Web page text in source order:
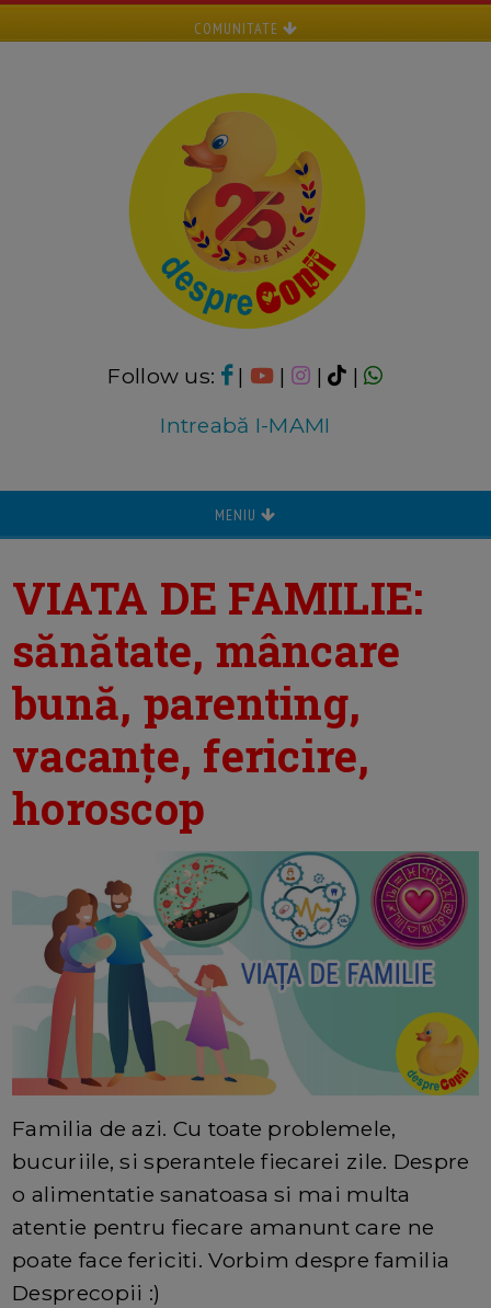
COMUNITATE
Follow us: | | |
|
Intreabă I-MAMI
MENIU
VIATA DE FAMILIE:
sănătate, mâncare
bună, parenting,
vacanțe, fericire,
horoscop
Familia de azi. Cu toate problemele,
bucuriile, si sperantele fiecarei zile. Despre
o alimentatie sanatoasa si mai multa
atentie pentru fiecare amanunt care ne
poate face fericiti. Vorbim despre familia
Desprecopii :)